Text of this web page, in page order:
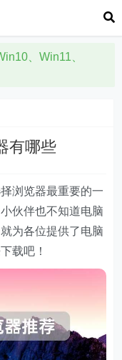
、Win11、
有哪些
浏览器最重要的一
伙伴也不知道电脑
为各位提供了电脑
载吧！